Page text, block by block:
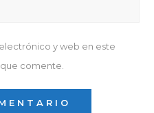
y web en este
comente.